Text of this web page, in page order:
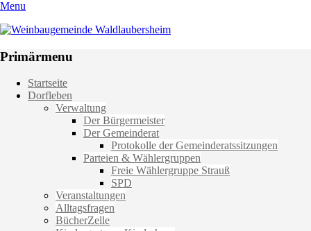
Menu
Weinbaugemeinde Waldlaubersheim
Primärmenu
Weiter
zum
Startseite
Dorfleben
Verwaltung
Der Bürgermeister
Der Gemeinderat
Protokolle der Gemeinderatssitzungen
Parteien & Wählergruppen
Freie Wählergruppe Strauß
SPD
Veranstaltungen
Alltagsfragen
BücherZelle